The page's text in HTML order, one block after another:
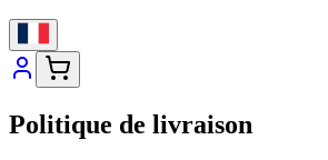
Politique de livraison